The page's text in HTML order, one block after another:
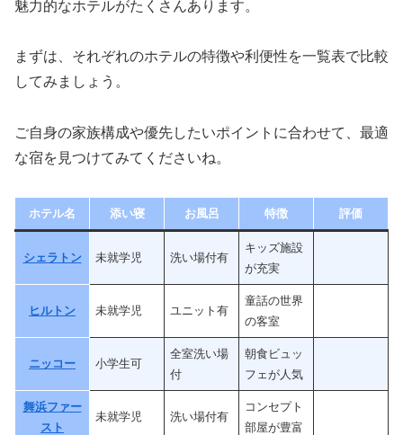
魅力的なホテルがたくさんあります。
まずは、それぞれのホテルの特徴や利便性を一覧表で比較
してみましょう。
ご自身の家族構成や優先したいポイントに合わせて、最適
な宿を見つけてみてくださいね。
ホテル名 添い寝 お風呂 特徴 評価
シェラトン 未就学児 洗い場付有
キッズ施設
が充実
ヒルトン 未就学児 ユニット有
童話の世界
の客室
ニッコー 小学生可
全室洗い場
付
朝食ビュッ
フェが人気
舞浜ファー
スト
未就学児 洗い場付有
コンセプト
部屋が豊富